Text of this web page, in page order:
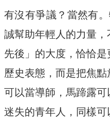
有沒有爭議？當然有
誠幫助年輕人的力量
先後」的大度，恰恰
歷史表態，而是把焦點
可以當導師，馬蹄露
迷失的青年人，同樣